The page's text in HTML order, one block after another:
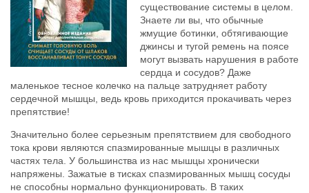
существование системы в целом.
Знаете ли вы, что обычные
жмущие ботинки, обтягивающие
джинсы и тугой ремень на поясе
могут вызвать нарушения в работе
сердца и сосудов? Даже
маленькое тесное колечко на пальце затрудняет работу
сердечной мышцы, ведь кровь приходится прокачивать через
препятствие!
Значительно более серьезным препятствием для свободного
тока крови являются cпазмированные мышцы в различных
частях тела. У большинства из нас мышцы хронически
напряжены. Зажатые в тисках спазмированных мышц сосуды
не способны нормально функционировать. В таких